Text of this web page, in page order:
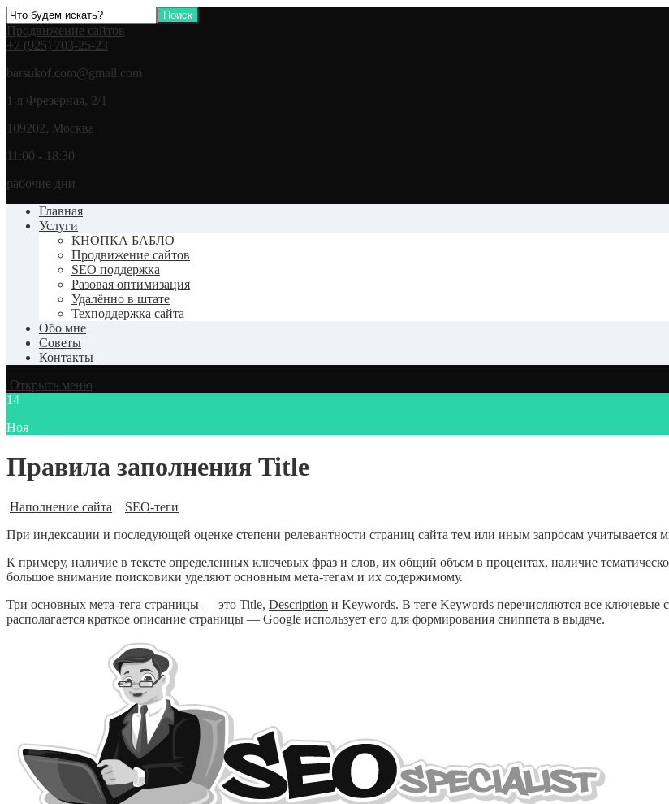
Продвижение сайтов
+7 (925) 703-25-23
barsukof.com@gmail.com
1-я Фрезерная, 2/1
109202, Москва
11:00 - 18:30
рабочие дни
Главная
Услуги
КНОПКА БАБЛО
Продвижение сайтов
SEO поддержка
Разовая оптимизация
Удалённо в штате
Техподдержка сайта
Обо мне
Советы
Контакты
Открыть меню
14
Ноя
Правила заполнения Title
Наполнение сайта
SEO-теги
При индексации и последующей оценке степени релевантности страниц сайта тем или иным запросам учитывается
К примеру, наличие в тексте определенных ключевых фраз и слов, их общий объем в процентах, наличие
большое внимание поисковики уделяют основным мета-тегам и их содержимому.
Три основных мета-тега страницы — это Title, Description и Keywords. В теге Keywords перечисляются все ключевые
располагается краткое описание страницы — Google использует его для формирования сниппета в выдаче.